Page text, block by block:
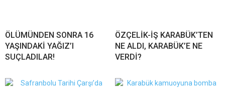
ÖLÜMÜNDEN SONRA 16
YAŞINDAKİ YAĞIZ’I
SUÇLADILAR!
ÖZÇELİK-İŞ KARABÜK’TEN
NE ALDI, KARABÜK’E NE
VERDİ?